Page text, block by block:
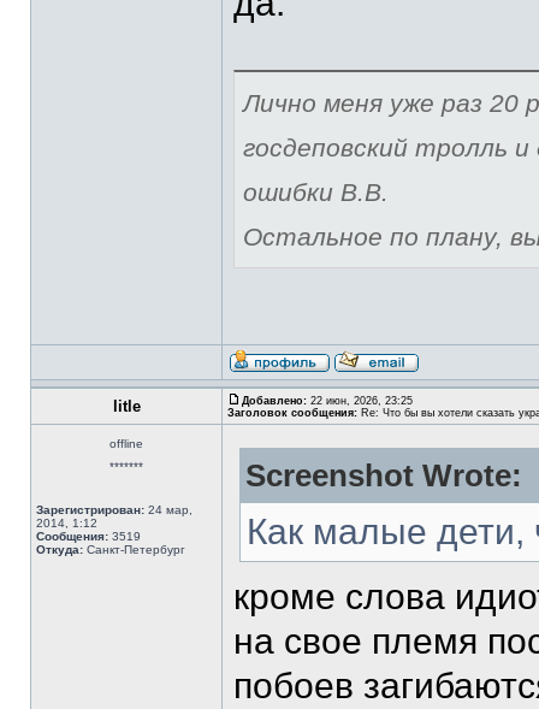
Лично меня уже раз 20
госдеповский тролль
ошибки В.В.
Остальное по плану,
litle Добавлено: 22 июн, 2026, 23:25
Заголовок сообщения: Re: Что бы вы хотели сказать
offline
*******
Зарегистрирован: 24 мар,
2014, 1:12
Сообщения: 3519
Откуда: Санкт-Петербург
Screenshot Wrote:
Как малые дети,
кроме слова
на свое племя
побоев